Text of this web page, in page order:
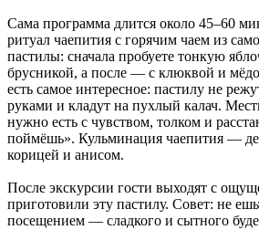
Сама программа длится около 45–60
ритуал чаепития с горячим чаем из
пастилы: сначала пробуете тонкую
брусникой, а после — с клюквой и
есть самое интересное: пастилу не
руками и кладут на пухлый калач.
нужно есть с чувством, толком и
поймёшь». Кульминация чаепития —
корицей и анисом.
После экскурсии гости выходят с
приготовили эту пастилу. Совет: не
посещением — сладкого и сытного